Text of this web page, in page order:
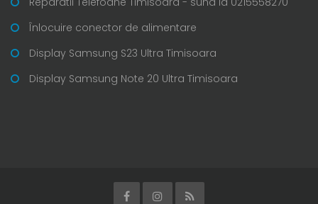
Înlocuire conector de alimentare
Display Samsung S23 Ultra Timisoara
Display Samsung Note 20 Ultra Timisoara